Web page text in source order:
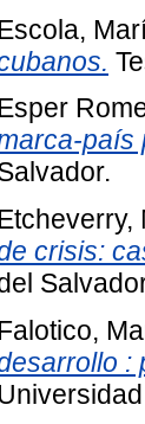
país
crisis:
: